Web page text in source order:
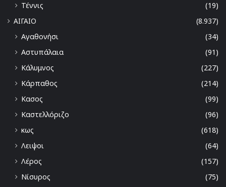
Τέννις
(19)
ΑΙΓΑΙΟ
(8.937)
Αγαθονήσι
(34)
Αστυπάλαια
(91)
Κάλυμνος
(227)
Κάρπαθος
(214)
Κασος
(99)
Καστελλόριζο
(96)
κως
(618)
Λειψοι
(64)
Λέρος
(157)
Νίσυρος
(75)